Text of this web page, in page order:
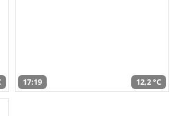
17:19 12,2 °C